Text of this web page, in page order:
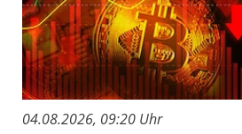
04.08.2026, 09:20 Uhr